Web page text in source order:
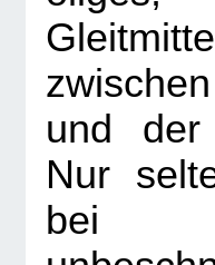
und
Nur
bei